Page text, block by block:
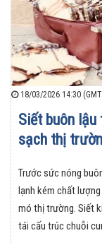
18/03/2026 14:30
Siết buôn lậu
sạch thị
Trước sức nóng
lạnh kém chất
mó thị trường. Siết
tái cấu trúc chuỗi